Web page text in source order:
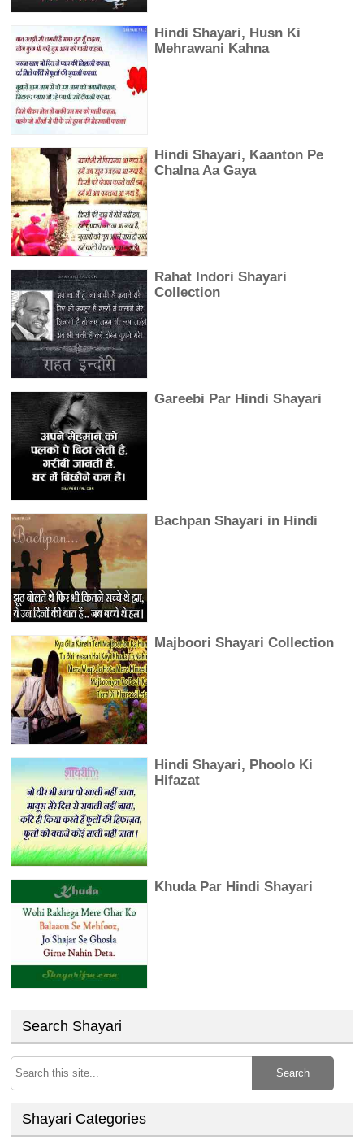
Hindi Shayari, Husn Ki
Mehrawani Kahna
Hindi Shayari, Kaanton Pe
Chalna Aa Gaya
Rahat Indori Shayari
Collection
Gareebi Par Hindi Shayari
Bachpan Shayari in Hindi
Majboori Shayari Collection
Hindi Shayari, Phoolo Ki
Hifazat
Khuda Par Hindi Shayari
Search Shayari
Search
Shayari Categories